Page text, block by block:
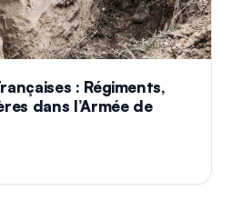
: Régiments,
dans l’Armée de